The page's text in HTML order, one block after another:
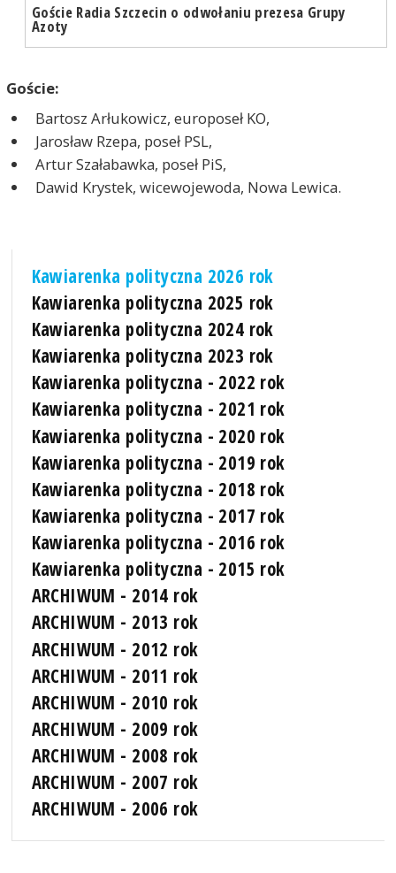
Goście Radia Szczecin o odwołaniu prezesa Grupy
Azoty
Goście:
Bartosz Arłukowicz, europoseł KO,
Jarosław Rzepa, poseł PSL,
Artur Szałabawka, poseł PiS,
Dawid Krystek, wicewojewoda, Nowa Lewica.
Kawiarenka polityczna 2026 rok
Kawiarenka polityczna 2025 rok
Kawiarenka polityczna 2024 rok
Kawiarenka polityczna 2023 rok
Kawiarenka polityczna - 2022 rok
Kawiarenka polityczna - 2021 rok
Kawiarenka polityczna - 2020 rok
Kawiarenka polityczna - 2019 rok
Kawiarenka polityczna - 2018 rok
Kawiarenka polityczna - 2017 rok
Kawiarenka polityczna - 2016 rok
Kawiarenka polityczna - 2015 rok
ARCHIWUM - 2014 rok
ARCHIWUM - 2013 rok
ARCHIWUM - 2012 rok
ARCHIWUM - 2011 rok
ARCHIWUM - 2010 rok
ARCHIWUM - 2009 rok
ARCHIWUM - 2008 rok
ARCHIWUM - 2007 rok
ARCHIWUM - 2006 rok